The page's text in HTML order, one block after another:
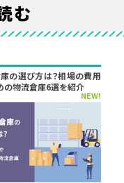
む
の選び方は？相場の費用
の物流倉庫6選を紹介
NEW!